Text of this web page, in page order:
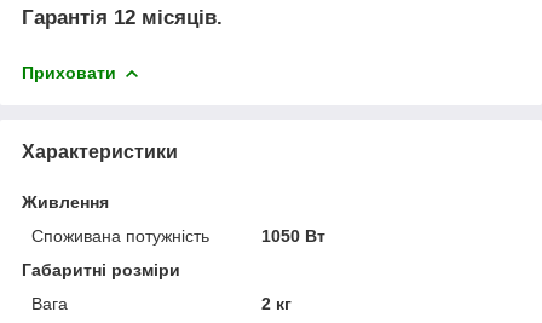
Гарантія 12 місяців.
Приховати
Характеристики
Живлення
Споживана потужність
1050 Вт
Габаритні розміри
Вага
2 кг